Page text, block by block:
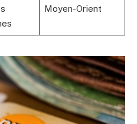
Moyen-Orient